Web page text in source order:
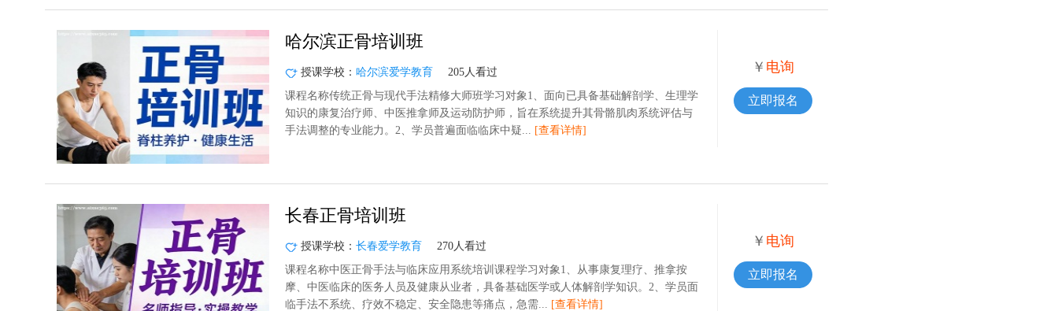
哈尔滨正骨培训班
授课学校： 哈尔滨爱学教育
205人看过
课程名称传统正骨与现代手法精修大师班学习对象1、面向已具备基础解剖学、生理学
知识的康复治疗师、中医推拿师及运动防护师，旨在系统提升其骨骼肌肉系统评估与
手法调整的专业能力。2、学员普遍面临临床中疑... [查看详情]
￥ 电询
立即报名
长春正骨培训班
授课学校： 长春爱学教育
270人看过
课程名称中医正骨手法与临床应用系统培训课程学习对象1、从事康复理疗、推拿按
摩、中医临床的医务人员及健康从业者，具备基础医学或人体解剖学知识。2、学员面
临手法不系统、疗效不稳定、安全隐患等痛点，急需... [查看详情]
￥ 电询
立即报名